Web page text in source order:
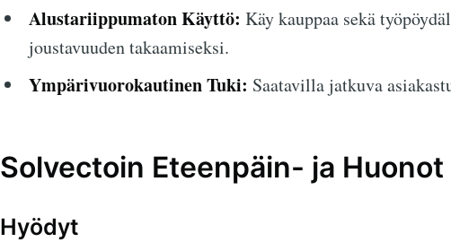
Alustariippumaton Käyttö: Käy kauppaa sekä
joustavuuden takaamiseksi.
Ympärivuorokautinen Tuki: Saatavilla jatkuva
Solvectoin Eteenpäin- ja Huonot
Hyödyt